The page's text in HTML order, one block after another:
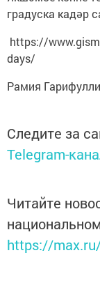
градуска кадәр
https://
days/
Рамия
Следите за
Telegram-
Читайте
https://